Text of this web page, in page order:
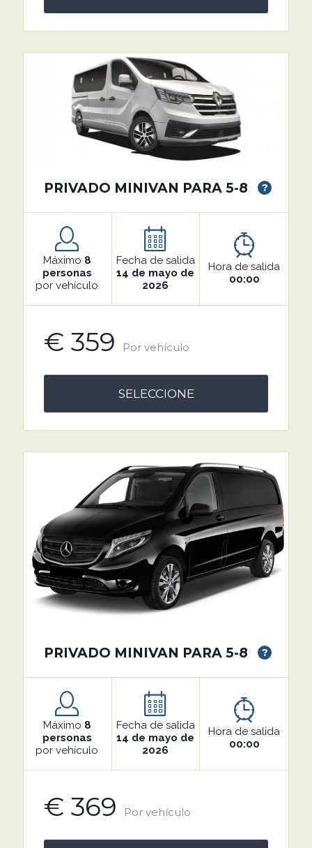
PRIVADO MINIVAN PARA 5-8 ?
Máximo 8
personas
por vehículo
Fecha de salida
14 de mayo de
2026
Hora de salida
00:00
€ 359 Por vehículo
SELECCIONE
PRIVADO MINIVAN PARA 5-8 ?
Máximo 8
personas
por vehículo
Fecha de salida
14 de mayo de
2026
Hora de salida
00:00
€ 369 Por vehículo